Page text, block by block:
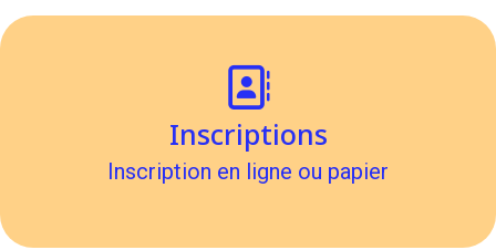
Inscriptions
Inscription en ligne ou papier